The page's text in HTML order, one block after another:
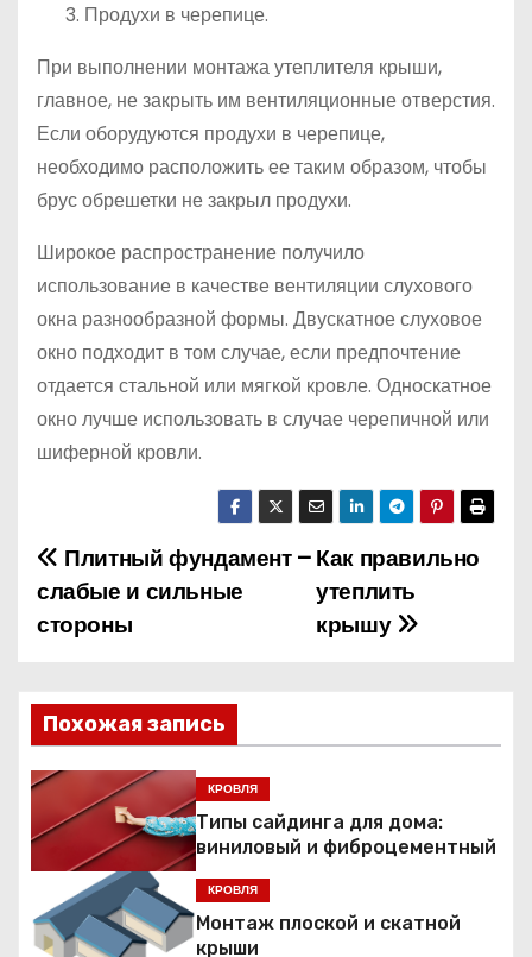
Продухи в черепице.
При выполнении монтажа утеплителя крыши,
главное, не закрыть им вентиляционные отверстия.
Если оборудуются продухи в черепице,
необходимо расположить ее таким образом, чтобы
брус обрешетки не закрыл продухи.
Широкое распространение получило
использование в качестве вентиляции слухового
окна разнообразной формы. Двускатное слуховое
окно подходит в том случае, если предпочтение
отдается стальной или мягкой кровле. Односкатное
окно лучше использовать в случае черепичной или
шиферной кровли.
Н
а
и
г
а
ц
и
Как правильно
утеплить
крышу
Плитный фундамент –
слабые и сильные
стороны
Похожая запись
КРОВЛЯ
Типы сайдинга для дома:
виниловый и фиброцементный
КРОВЛЯ
Монтаж плоской и скатной
крыши